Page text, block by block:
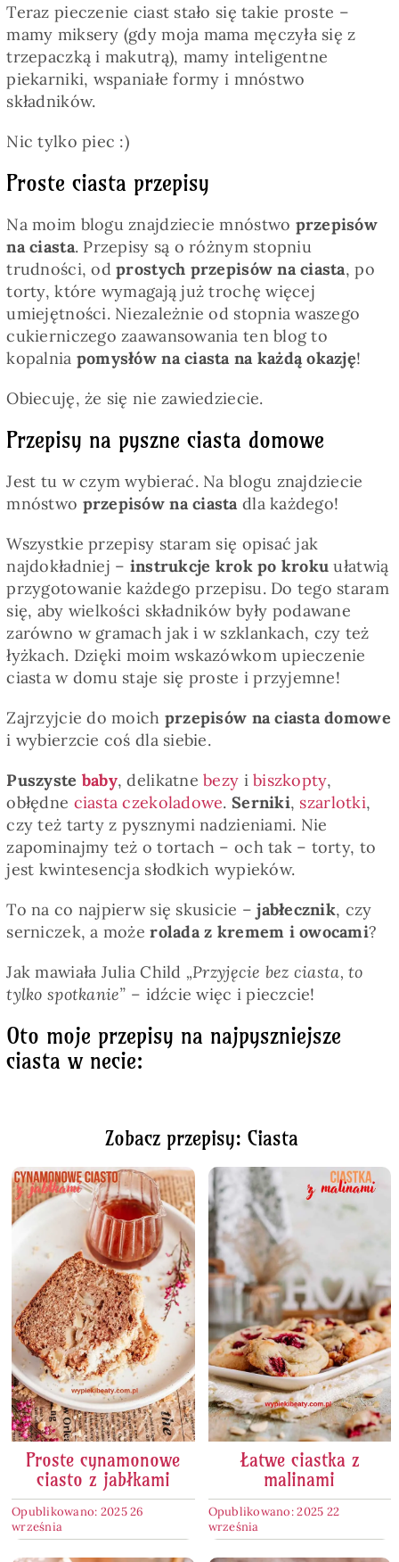
Teraz pieczenie ciast stało się takie proste –
mamy miksery (gdy moja mama męczyła się z
trzepaczką i makutrą), mamy inteligentne
piekarniki, wspaniałe formy i mnóstwo
składników.
Nic tylko piec :)
Proste ciasta przepisy
Na moim blogu znajdziecie mnóstwo przepisów
na ciasta. Przepisy są o różnym stopniu
trudności, odprostych przepisów na ciasta, po
torty, które wymagają już trochę więcej
umiejętności. Niezależnie od stopnia waszego
cukierniczego zaawansowania ten blog to
kopalnia pomysłów na ciasta na każdą okazję!
Obiecuję, że się nie zawiedziecie.
Przepisy na pyszne ciasta domowe
Jest tu w czym wybierać. Na blogu znajdziecie
mnóstwo przepisów na ciasta dla każdego!
Wszystkie przepisy staram się opisać jak
najdokładniej – instrukcje krok po kroku ułatwią
przygotowanie każdego przepisu. Do tego staram
się, aby wielkości składników były podawane
zarówno w gramach jak i w szklankach, czy też
łyżkach. Dzięki moim wskazówkom upieczenie
ciasta w domu staje się proste i przyjemne!
Zajrzyjcie do moich przepisów na ciasta domowe
i wybierzcie coś dla siebie.
Puszyste baby, delikatnebezy ibiszkopty,
obłędne ciasta czekoladowe. Serniki, szarlotki,
czy też tarty z pysznymi nadzieniami. Nie
zapominajmy też o tortach – och tak – torty, to
jest kwintesencja słodkich wypieków.
To na co najpierw się skusicie – jabłecznik, czy
serniczek, a możerolada z kremem i owocami?
Jak mawiała Julia Child „Przyjęcie bez ciasta, to
tylko spotkanie” – idźcie więc i pieczcie!
Oto moje przepisy na najpyszniejsze
ciasta w necie:
Zobacz przepisy: Ciasta
Proste cynamonowe
ciasto z jabłkami
Opublikowano: 2025 26
września
Łatwe ciastka z
malinami
Opublikowano: 2025 22
września